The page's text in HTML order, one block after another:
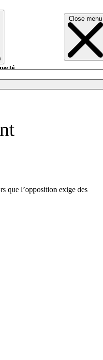
Close menu
que l’opposition exige des